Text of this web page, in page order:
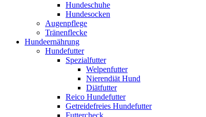
Hundeschuhe
Hundesocken
Augenpflege
Tränenflecke
Hundeernährung
Hundefutter
Spezialfutter
Welpenfutter
Nierendiät Hund
Diätfutter
Reico Hundefutter
Getreidefreies Hundefutter
Futtercheck